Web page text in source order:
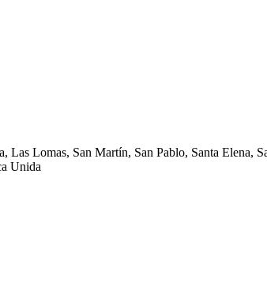
Lomas, San Martín, San Pablo, Santa Elena,
Unida